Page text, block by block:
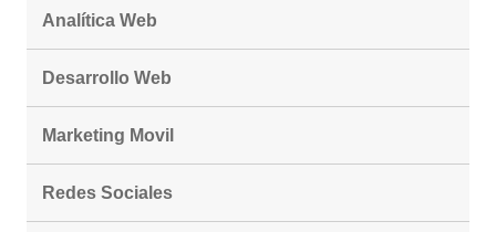
Analítica Web
Desarrollo Web
Marketing Movil
Redes Sociales